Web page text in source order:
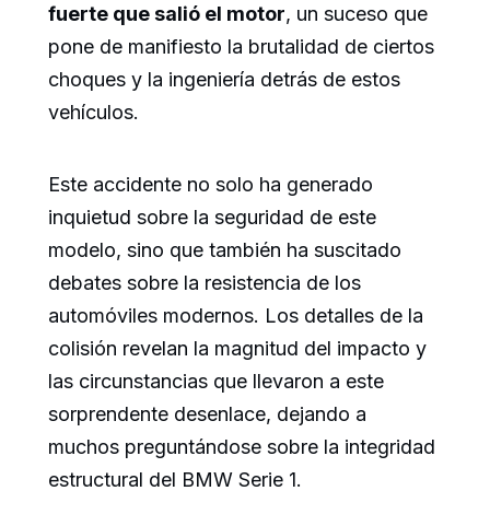
fuerte que salió el motor, un suceso que
pone de manifiesto la brutalidad de ciertos
choques y la ingeniería detrás de estos
vehículos.
Este accidente no solo ha generado
inquietud sobre la seguridad de este
modelo, sino que también ha suscitado
debates sobre la resistencia de los
automóviles modernos. Los detalles de la
colisión revelan la magnitud del impacto y
las circunstancias que llevaron a este
sorprendente desenlace, dejando a
muchos preguntándose sobre la integridad
estructural del BMW Serie 1.